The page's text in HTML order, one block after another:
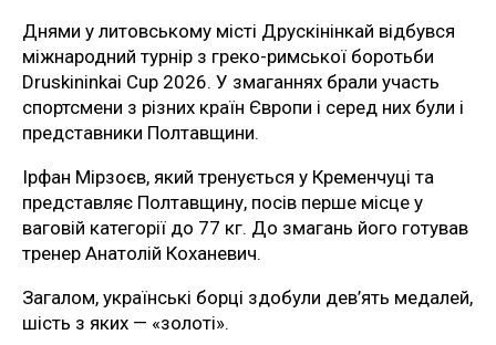
Днями у литовському місті Друскінінкай відбувся
міжнародний турнір з греко-римської боротьби
Druskininkai Cup 2026. У змаганнях брали участь
спортсмени з різних країн Європи і серед них були і
представники Полтавщини.
Ірфан Мірзоєв, який тренується у Кременчуці та
представляє Полтавщину, посів перше місце у
ваговій категорії до 77 кг. До змагань його готував
тренер Анатолій Коханевич.
Загалом, українські борці здобули дев’ять медалей,
шість з яких — «золоті».